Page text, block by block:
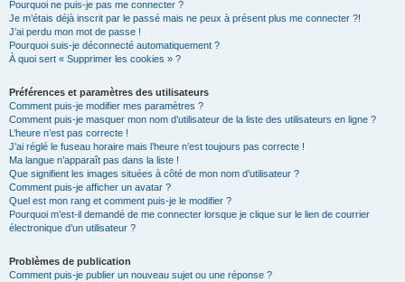
Pourquoi ne puis-je pas me connecter ?
Je m’étais déjà inscrit par le passé mais ne peux à présent plus me connecter ?!
J’ai perdu mon mot de passe !
Pourquoi suis-je déconnecté automatiquement ?
À quoi sert « Supprimer les cookies » ?
Préférences et paramètres des utilisateurs
Comment puis-je modifier mes paramètres ?
Comment puis-je masquer mon nom d’utilisateur de la liste des utilisateurs en ligne ?
L’heure n’est pas correcte !
J’ai réglé le fuseau horaire mais l’heure n’est toujours pas correcte !
Ma langue n’apparaît pas dans la liste !
Que signifient les images situées à côté de mon nom d’utilisateur ?
Comment puis-je afficher un avatar ?
Quel est mon rang et comment puis-je le modifier ?
Pourquoi m’est-il demandé de me connecter lorsque je clique sur le lien de courrier
électronique d’un utilisateur ?
Problèmes de publication
Comment puis-je publier un nouveau sujet ou une réponse ?